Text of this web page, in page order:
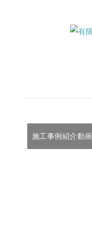
施工事例紹介動画